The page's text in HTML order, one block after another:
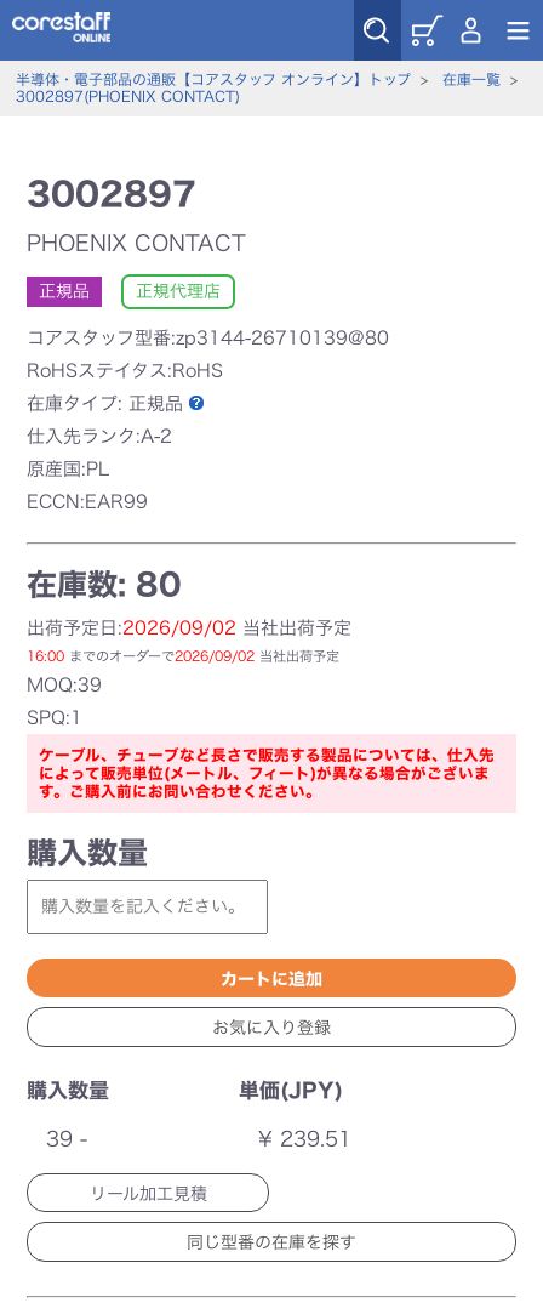
半導体・電子部品の通販【コアスタッフ オンライン】トップ> 在庫一覧>
3002897(PHOENIX CONTACT)
3002897
PHOENIX CONTACT
正規品 正規代理店
コアスタッフ型番:zp3144-26710139@80
RoHSステイタス:RoHS
在庫タイプ: 正規品
仕入先ランク:A-2
原産国:PL
ECCN:EAR99
在庫数: 80
出荷予定日:2026/09/02 当社出荷予定
16:00 までのオーダーで2026/09/02 当社出荷予定
MOQ:39
SPQ:1
ケーブル、チューブなど長さで販売する製品については、仕入先
によって販売単位(メートル、フィート)が異なる場合がございま
す。ご購入前にお問い合わせください。
購入数量
購入数量 単価(JPY)
39 - ¥ 239.51
リール加工見積